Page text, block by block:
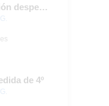
4 diversificación despedida de 4º
de 4º